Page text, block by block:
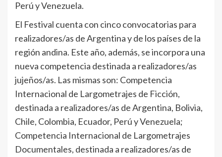
Perú y Venezuela.
El Festival cuenta con cinco convocatorias para
realizadores/as de Argentina y de los países de la
región andina. Este año, además, se incorpora una
nueva competencia destinada a realizadores/as
jujeños/as. Las mismas son: Competencia
Internacional de Largometrajes de Ficción,
destinada a realizadores/as de Argentina, Bolivia,
Chile, Colombia, Ecuador, Perú y Venezuela;
Competencia Internacional de Largometrajes
Documentales, destinada a realizadores/as de